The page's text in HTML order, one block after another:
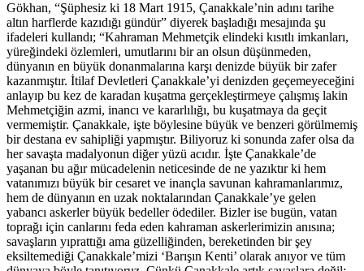
Gökhan, “Şüphesiz ki 18 Mart 1915, Çanakkale’nin adını tarihe
altın harflerde kazıdığı gündür” diyerek başladığı mesajında şu
ifadeleri kullandı; “Kahraman Mehmetçik elindeki kısıtlı imkanları,
yüreğindeki özlemleri, umutlarını bir an olsun düşünmeden,
dünyanın en büyük donanmalarına karşı denizde büyük bir zafer
kazanmıştır. İtilaf Devletleri Çanakkale’yi denizden geçemeyeceğini
anlayıp bu kez de karadan kuşatma gerçekleştirmeye çalışmış lakin
Mehmetçiğin azmi, inancı ve kararlılığı, bu kuşatmaya da geçit
vermemiştir. Çanakkale, işte böylesine büyük ve benzeri görülmemiş
bir destana ev sahipliği yapmıştır. Biliyoruz ki sonunda zafer olsa da
her savaşta madalyonun diğer yüzü acıdır. İşte Çanakkale’de
yaşanan bu ağır mücadelenin neticesinde de ne yazıktır ki hem
vatanımızı büyük bir cesaret ve inançla savunan kahramanlarımız,
hem de dünyanın en uzak noktalarından Çanakkale’ye gelen
yabancı askerler büyük bedeller ödediler. Bizler ise bugün, vatan
toprağı için canlarını feda eden kahraman askerlerimizin anısına;
savaşların yıprattığı ama güzelliğinden, bereketinden bir şey
eksiltemediği Çanakkale’mizi ‘Barışın Kenti’ olarak anıyor ve tüm